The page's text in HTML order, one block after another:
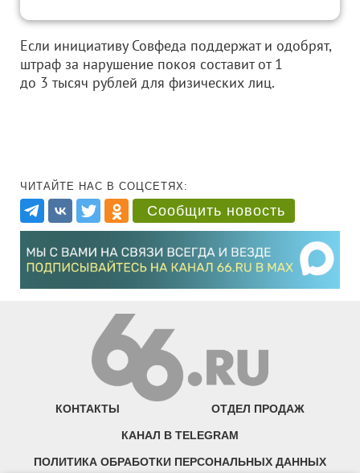
Если инициативу Совфеда поддержат и одобрят,
штраф за нарушение покоя составит от 1
до 3 тысяч рублей для физических лиц.
ЧИТАЙТЕ НАС В СОЦСЕТЯХ:
Сообщить новость
КОНТАКТЫ ОТДЕЛ ПРОДАЖ
КАНАЛ В TELEGRAM
ПОЛИТИКА ОБРАБОТКИ ПЕРСОНАЛЬНЫХ ДАННЫХ